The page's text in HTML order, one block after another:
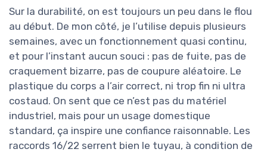
Sur la durabilité, on est toujours un peu dans le flou
au début. De mon côté, je l’utilise depuis plusieurs
semaines, avec un fonctionnement quasi continu,
et pour l’instant aucun souci : pas de fuite, pas de
craquement bizarre, pas de coupure aléatoire. Le
plastique du corps a l’air correct, ni trop fin ni ultra
costaud. On sent que ce n’est pas du matériel
industriel, mais pour un usage domestique
standard, ça inspire une confiance raisonnable. Les
raccords 16/22 serrent bien le tuyau, à condition de